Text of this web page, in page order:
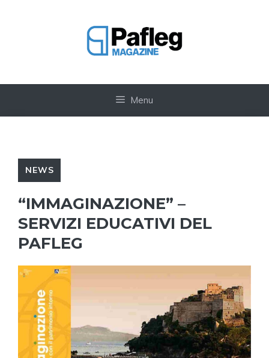
Menu
NEWS
“IMMAGINAZIONE” –
SERVIZI EDUCATIVI DEL
PAFLEG